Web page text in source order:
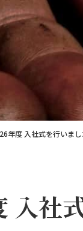
会社情報
これから
衣料繊
酪農ト
競走馬
野澤北
食品NEWS
繊維
採用情報
年度 入社式を行いまし
入社